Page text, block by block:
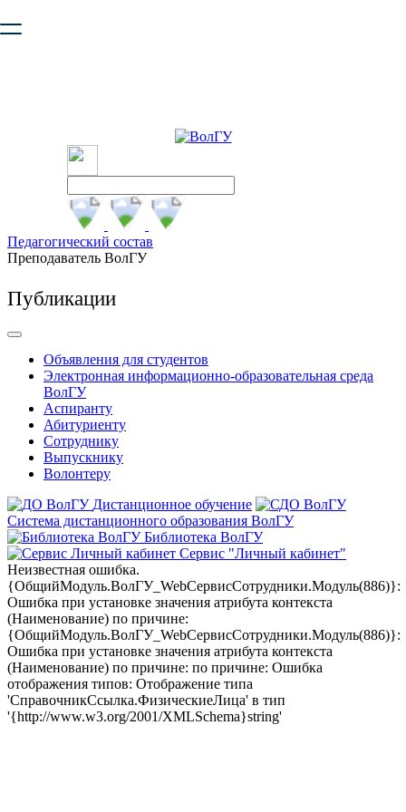
безопасную работу с сайтом. Пожалуйста
Педагогический состав
Преподаватель ВолГУ
Публикации
Объявления для студентов
Электронная информационно-образовательная среда
ВолГУ
Аспиранту
Абитуриенту
Сотруднику
Выпускнику
Волонтеру
Дистанционное обучение
Система дистанционного образования ВолГУ
Библиотека ВолГУ
Сервис "Личный кабинет"
Неизвестная ошибка.
{ОбщийМодуль.ВолГУ_WebСервисСотрудники.Модуль(886)}:
Ошибка при установке значения атрибута контекста
(Наименование) по причине:
{ОбщийМодуль.ВолГУ_WebСервисСотрудники.Модуль(886)}:
Ошибка при установке значения атрибута контекста
(Наименование) по причине: по причине: Ошибка
отображения типов: Отображение типа
'СправочникСсылка.ФизическиеЛица' в тип
'{http://www.w3.org/2001/XMLSchema}string'